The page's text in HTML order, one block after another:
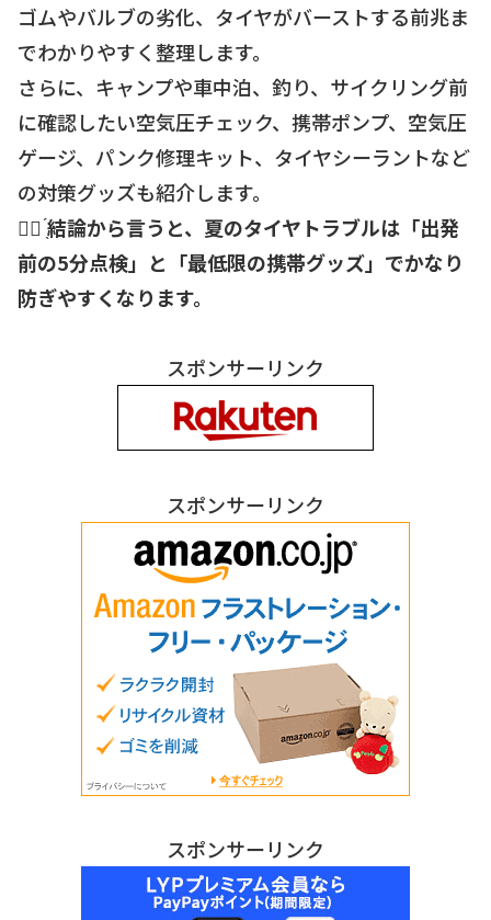
ゴムやバルブの劣化、タイヤがバーストする前兆ま
でわかりやすく整理します。
さらに、キャンプや車中泊、釣り、サイクリング前
に確認したい空気圧チェック、携帯ポンプ、空気圧
ゲージ、パンク修理キット、タイヤシーラントなど
の対策グッズも紹介します。
☝🏻 ̖́結論から言うと、夏のタイヤトラブルは「出発
前の5分点検」と「最低限の携帯グッズ」でかなり
防ぎやすくなります。
スポンサーリンク
スポンサーリンク
スポンサーリンク